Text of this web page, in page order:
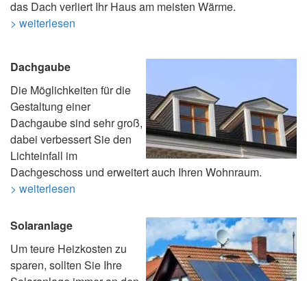
das Dach verliert Ihr Haus am meisten Wärme.
> weiterlesen
Dachgaube
Die Möglichkeiten für die
Gestaltung einer
Dachgaube sind sehr groß,
dabei verbessert Sie den
Lichteinfall im
Dachgeschoss und erweitert auch Ihren Wohnraum.
> weiterlesen
Solaranlage
Um teure Heizkosten zu
sparen, sollten Sie Ihre